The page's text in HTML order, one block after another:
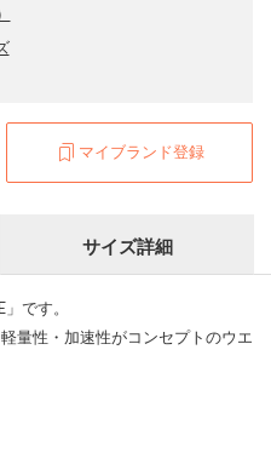
マイブランド登録
サイズ詳細
です。
量性・加速性がコンセプトのウエ